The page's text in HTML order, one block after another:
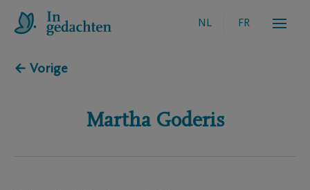
NL FR
← Vorige
Martha Goderis